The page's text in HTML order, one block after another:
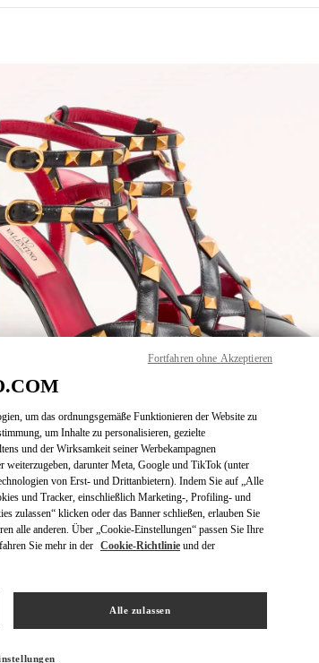
ENTDECKEN SIE MEHR
Link Opens in New Tab
um das ordnungsgemäße Funktionieren der Website zu
um Inhalte zu personalisieren, gezielte
und der Wirksamkeit seiner Werbekampagnen
weiterzugeben, darunter Meta, Google und TikTok (unter
von Erst- und Drittanbietern). Indem Sie auf „Alle
und Tracker, einschließlich Marketing-, Profiling- und
zulassen“ klicken oder das Banner schließen, erlauben Sie
alle anderen. Über „Cookie-Einstellungen“ passen Sie Ihre
Sie mehr in der Cookie-Richtlinie und der
Alle zulassen
Fortfahren ohne Akzeptieren